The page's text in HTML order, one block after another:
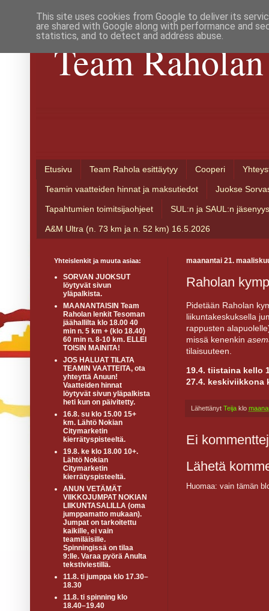
Team
Etusivu Team Rahola esittäytyy Cooperi
Teamin vaatteiden hinnat ja maksutiedot Juokse
Tapahtumien toimitsijaohjeet SUL:n ja SAUL:n jäsenyys
A&M Ultra (n. 73 km ja n. 52 km) 16.5.2026
maanantai 21.
Raholan
Pidetään Raholan
liikuntakeskuksella
rappusten
missä kenenkin
tilaisuuteen.
19.4. tiistaina kello
27.4. keskiviikkona
Lähettänyt Teija klo
Ei
Lähetä
Huomaa: vain tämän
Yhteislenkit ja muuta asiaa:
SORVAN JUOKSUT
löytyvät sivun
yläpalkista.
MAANANTAISIN Team
Raholan lenkit Tesoman
jäähallilta klo 18.00 40
min n. 5 km + (klo 18.40)
60 min n. 8-10 km. ELLEI
TOISIN MAINITA!
JOS HALUAT TILATA
TEAMIN VAATTEITA, ota
yhteyttä Anuun!
Vaatteiden hinnat
löytyvät sivun yläpalkista
heti kun on päivitetty.
16.8. su klo 15.00 15+
km. Lähtö Nokian
Citymarketin
kierrätyspisteeltä.
19.8. ke klo 18.00 10+.
Lähtö Nokian
Citymarketin
kierrätyspisteeltä.
ANUN VETÄMÄT
VIIKKOJUMPAT NOKIAN
LIIKUNTASALILLA (oma
jumppamatto mukaan).
Jumpat on tarkoitettu
kaikille, ei vain
teamiläisille.
Spinningissä on tilaa
9:lle. Varaa pyörä Anulta
tekstiviestillä.
11.8. ti jumppa klo 17.30–
18.30
11.8. ti spinning klo
18.40–19.40
This site uses cookies from Google to deliver its
are shared with Google along with performance and
statistics, and to detect and address abuse.